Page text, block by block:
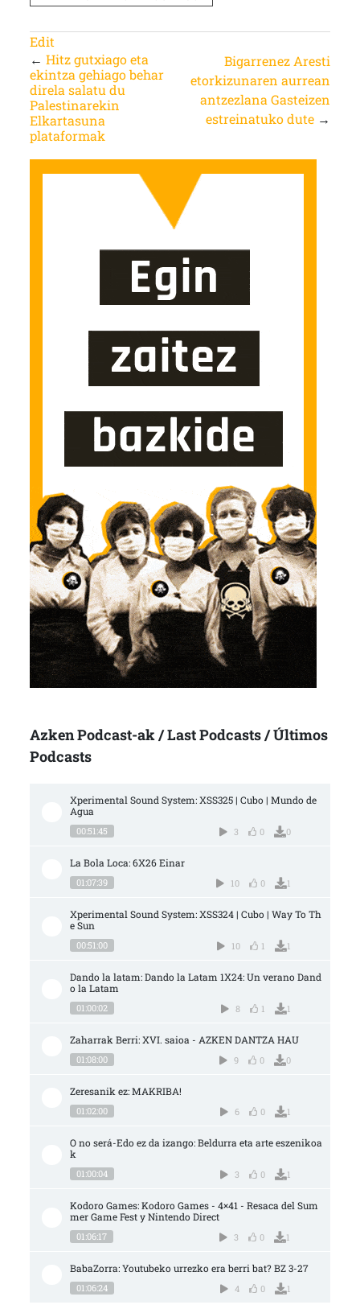
Edit
← Hitz gutxiago eta
ekintza gehiago behar
direla salatu du
Palestinarekin
Elkartasuna
plataformak
Bigarrenez Aresti
etorkizunaren aurrean
antzezlana Gasteizen
estreinatuko dute →
Azken Podcast-ak / Last Podcasts / Últimos
Podcasts
Xperimental Sound System: XSS325 | Cubo | Mundo de
Agua
00:51:45 3 0 0
La Bola Loca: 6X26 Einar
01:07:39 10 0 1
Xperimental Sound System: XSS324 | Cubo | Way To Th
e Sun
00:51:00 10 1 1
Dando la latam: Dando la Latam 1X24: Un verano Dand
o la Latam
01:00:02 8 1 1
Zaharrak Berri: XVI. saioa - AZKEN DANTZA HAU
01:08:00 9 0 0
Zeresanik ez: MAKRIBA!
01:02:00 6 0 1
O no será-Edo ez da izango: Beldurra eta arte eszenikoa
k
01:00:04 3 0 1
Kodoro Games: Kodoro Games - 4×41 - Resaca del Sum
mer Game Fest y Nintendo Direct
01:06:17 3 0 1
BabaZorra: Youtubeko urrezko era berri bat? BZ 3-27
01:06:24 4 0 1